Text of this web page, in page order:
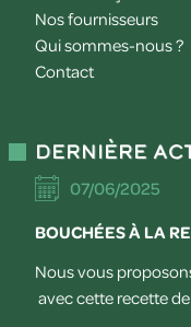
Nos fournisseurs
Qui sommes-nous ?
Contact
Dernière
07/06/2025
BOUCHÉES À LA
Nous vous
avec cette recette